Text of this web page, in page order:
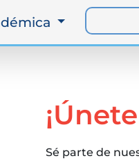
Sé parte de